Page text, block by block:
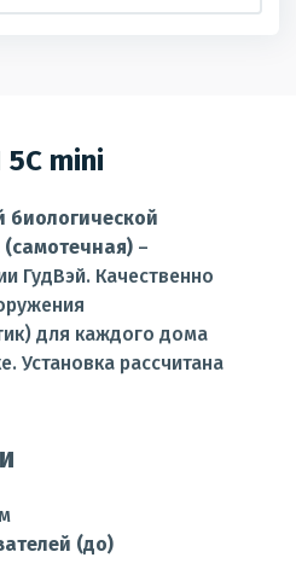
5С mini
биологической
(самотечная) –
ГудВэй. Качественно
для каждого дома
Установка рассчитана
(до)